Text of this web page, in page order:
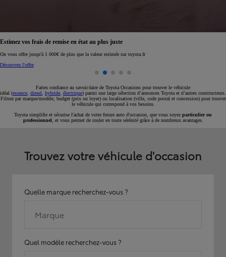
Réservez en ligne votre occasion pour 1€ seulement
Réservez en ligne
Faites confiance au savoir-faire de Toyota Occasions pour trouver le véhicule
idéal (essence diesel hybride électrique) parmi une large sélection d’annonces Toyota et d’autres constructeurs.
Filtrez par marque/modèle, budget (prix ou loyer) ou localisation (ville, code postal et concession) pour trouver
le véhicule qui correspond à vos besoins.
Toyota simplifie et sécurise l'achat de votre future auto d'occasion, que vous soyez particulier ou
professionnel , et vous permet de rouler en toute sérénité grâce à de nombreux avantages.
Trouvez votre véhicule d'occasion
Quelle marque recherchez-vous ?
Marque
Quel modèle recherchez-vous ?